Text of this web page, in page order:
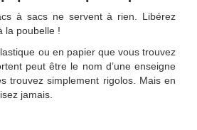
à sacs ne servent à rien. Libérez
la poubelle !
ou en papier que vous trouvez
peut être le nom d’une enseigne
trouvez simplement rigolos. Mais en
jamais.